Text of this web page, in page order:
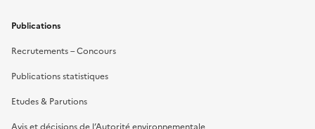
Publications
Recrutements – Concours
Publications statistiques
Etudes & Parutions